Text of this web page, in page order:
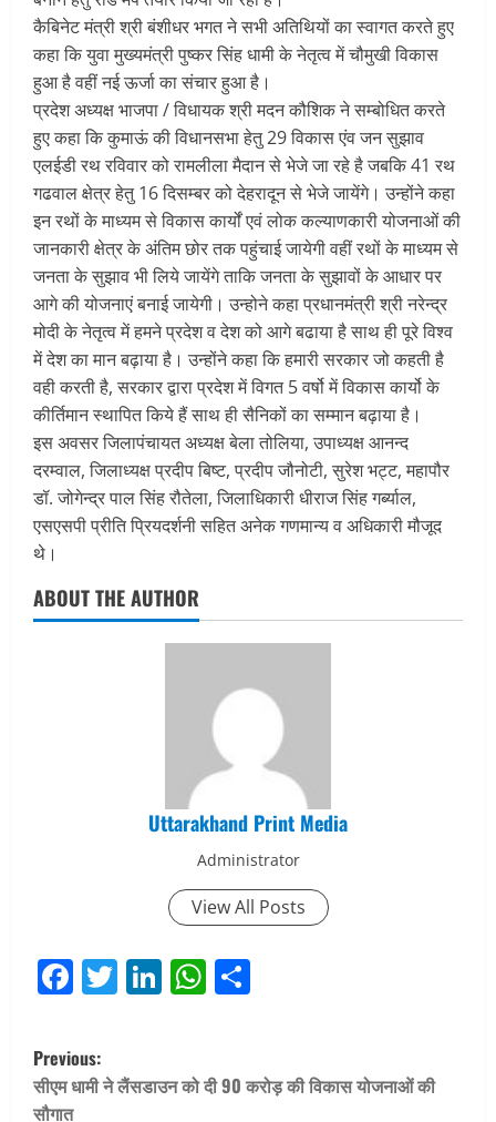
कैबिनेट मंत्री श्री बंशीधर भगत ने सभी अतिथियों का स्वागत करते हुए
कहा कि युवा मुख्यमंत्री पुष्कर सिंह धामी के नेतृत्व में चौमुखी विकास
हुआ है वहीं नई ऊर्जा का संचार हुआ है।
प्रदेश अध्यक्ष भाजपा / विधायक श्री मदन कौशिक ने सम्बोधित करते
हुए कहा कि कुमाऊं की विधानसभा हेतु 29 विकास एंव जन सुझाव
एलईडी रथ रविवार को रामलीला मैदान से भेजे जा रहे है जबकि 41 रथ
गढवाल क्षेत्र हेतु 16 दिसम्बर को देहरादून से भेजे जायेंगे। उन्होंने कहा
इन रथों के माध्यम से विकास कार्यों एवं लोक कल्याणकारी योजनाओं की
जानकारी क्षेत्र के अंतिम छोर तक पहुंचाई जायेगी वहीं रथों के माध्यम से
जनता के सुझाव भी लिये जायेंगे ताकि जनता के सुझावों के आधार पर
आगे की योजनाएं बनाई जायेगी। उन्होने कहा प्रधानमंत्री श्री नरेन्द्र
मोदी के नेतृत्व में हमने प्रदेश व देश को आगे बढाया है साथ ही पूरे विश्व
में देश का मान बढ़ाया है। उन्होंने कहा कि हमारी सरकार जो कहती है
वही करती है, सरकार द्वारा प्रदेश में विगत 5 वर्षो में विकास कार्यो के
कीर्तिमान स्थापित किये हैं साथ ही सैनिकों का सम्मान बढ़ाया है।
इस अवसर जिलापंचायत अध्यक्ष बेला तोलिया, उपाध्यक्ष आनन्द
दरम्वाल, जिलाध्यक्ष प्रदीप बिष्ट, प्रदीप जौनोटी, सुरेश भट्ट, महापौर
डॉ. जोगेन्द्र पाल सिंह रौतेला, जिलाधिकारी धीराज सिंह गर्ब्याल,
एसएसपी प्रीति प्रियदर्शनी सहित अनेक गणमान्य व अधिकारी मौजूद
थे।
ABOUT THE AUTHOR
Uttarakhand Print Media
Administrator
View All Posts
Facebook
Twitter
LinkedIn
WhatsApp
P
o
Previous:
सीएम धामी ने लैंसडाउन को दी 90 करोड़ की विकास योजनाओं की
सौगात